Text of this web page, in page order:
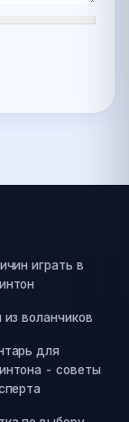
играть в
из воланчиков
для
- советы